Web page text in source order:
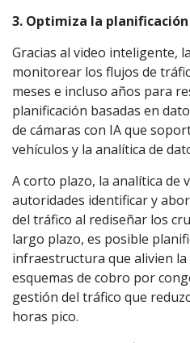
3. Optimiza la
Gracias al video inteligente,
monitorear los flujos de
meses e incluso años para
planificación basadas en
de cámaras con IA que
vehículos y la analítica de
A corto plazo, la analítica de
autoridades identificar y
del tráfico al rediseñar los
largo plazo, es posible
infraestructura que alivien
esquemas de cobro por
gestión del tráfico que
horas pico.